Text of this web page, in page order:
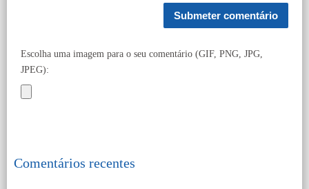
Escolha uma imagem para o seu comentário (GIF, PNG, JPG,
JPEG):
Comentários recentes